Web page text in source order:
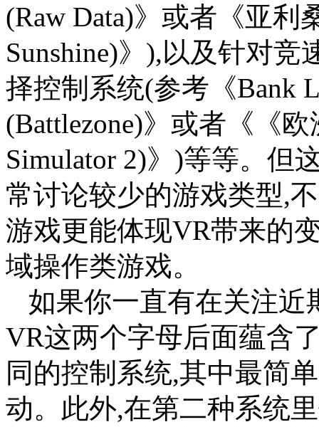
(Raw Data)》或者《亚利
Sunshine)》),以及针对
择控制系统(参考《Bank
(Battlezone)》或者《《
Simulator 2)》)等等。但
常讨论较少的游戏类型,
游戏更能体现VR带来的
域操作类游戏。
如果你一直有在关注近
VR这两个字母后面蕴含
同的控制系统,其中最简
动。此外,在第二种系统